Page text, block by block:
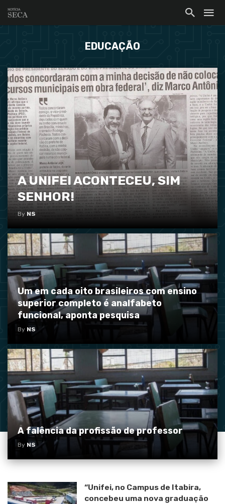
EDUCAÇÃO
A UNIFEI ACONTECEU, SIM
SENHOR!
By NS
Um em cada oito brasileiros com ensino
superior completo é analfabeto
funcional, aponta pesquisa
By NS
A falência da profissão de professor
By NS
“Unifei, no Campus de Itabira,
concebeu uma nova graduação